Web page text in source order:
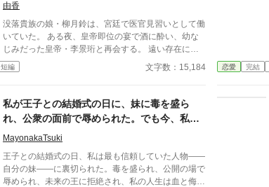
由香
没落貴族の娘・柳月鈴は、宮廷で医官見習いとして働
いていた。 ある夜、皇帝即位の宴で酒に酔い、幼な
じみだった皇帝・李景珩と再会する。 遠い存在にな
ったはずの彼。 けれど、その夜をきっかけに月鈴の
運命は大きく動き出す。 冷酷と恐れられる皇帝が、
短編 文字数：15,184 恋愛 完結
私が王子との結婚式の日に、妹に毒を盛ら
れ、公衆の面前で辱められた。でも今、私は
時を戻し、運命を変えに来た。
MayonakaTsuki
王子との結婚式の日、私は最も信頼していた人物――
自分の妹――に裏切られた。毒を盛られ、公開の場で
辱められ、未来の王に拒絶され、私の人生は血と侮辱